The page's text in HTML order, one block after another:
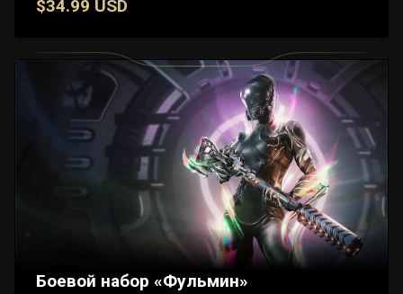
$34.99 USD
Боевой набор «Фульмин»